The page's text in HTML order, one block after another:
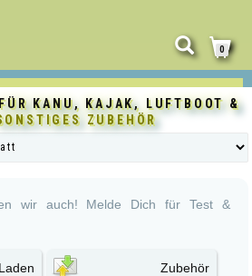
0
KANU, KAJAK, LUFTBOOT &
ZUBEHÖR
wir auch! Melde Dich für Test &
Laden Zubehör